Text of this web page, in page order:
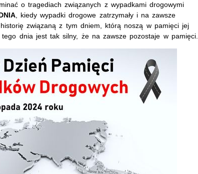
o tragediach związanych z wypadkami drogowymi
, kiedy wypadki drogowe zatrzymały i na zawsze
związaną z tym dniem, którą noszą w pamięci jej
dnia jest tak silny, że na zawsze pozostaje w pamięci.